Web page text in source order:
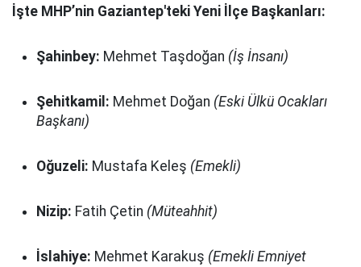
İşte MHP’nin Gaziantep'teki Yeni İlçe Başkanları:
Şahinbey: Mehmet Taşdoğan (İş İnsanı)
Şehitkamil: Mehmet Doğan (Eski Ülkü Ocakları
Başkanı)
Oğuzeli: Mustafa Keleş (Emekli)
Nizip: Fatih Çetin (Müteahhit)
İslahiye: Mehmet Karakuş (Emekli Emniyet